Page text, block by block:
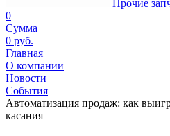
Прочие
0
Сумма
0 руб.
Главная
О компании
Новости
События
Автоматизация продаж: как
касания